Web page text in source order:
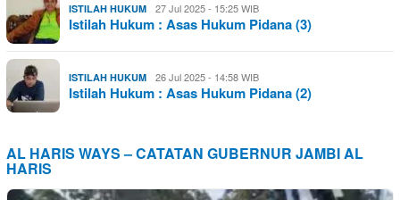
ISTILAH HUKUM 27 Jul 2025 - 15:25 WIB
Istilah Hukum : Asas Hukum Pidana (3)
ISTILAH HUKUM 26 Jul 2025 - 14:58 WIB
Istilah Hukum : Asas Hukum Pidana (2)
AL HARIS WAYS – CATATAN GUBERNUR JAMBI AL
HARIS